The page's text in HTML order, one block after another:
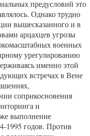
предусловий это
Однако трудно
вышесказанного и в
арцахцев угрозы
военных
урегулированию
именно этой
встречах в Вене
соприкосновения
и
выполнение
1995 годов. Против